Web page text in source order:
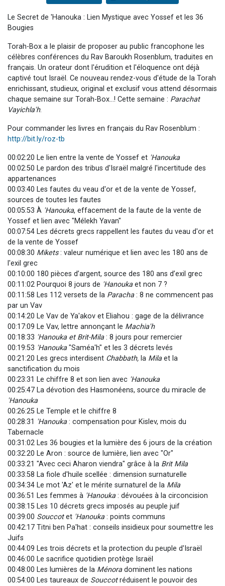
Le Secret de 'Hanouka : Lien Mystique avec Yossef et les 36
Bougies
Torah-Box a le plaisir de proposer au public francophone les
célèbres conférences du Rav Baroukh Rosenblum, traduites en
français. Un orateur dont l'érudition et l'éloquence ont déjà
captivé tout Israël. Ce nouveau rendez-vous d'étude de la Torah
enrichissant, studieux, original et exclusif vous attend désormais
chaque semaine sur Torah-Box...! Cette semaine : Parachat
Vayichla'h.
Pour commander les livres en français du Rav Rosenblum :
http://bit.ly/roz-tb
00:02:20 Le lien entre la vente de Yossef et 'Hanouka
00:02:50 Le pardon des tribus d'Israël malgré l'incertitude des
appartenances
00:03:40 Les fautes du veau d'or et de la vente de Yossef,
sources de toutes les fautes
00:05:53 À 'Hanouka, effacement de la faute de la vente de
Yossef et lien avec "Mélekh Yavan"
00:07:54 Les décrets grecs rappellent les fautes du veau d'or et
de la vente de Yossef
00:08:30 Mikets: valeur numérique et lien avec les 180 ans de
l'exil grec
00:10:00 180 pièces d’argent, source des 180 ans d’exil grec
00:11:02 Pourquoi 8 jours de 'Hanoukaet non 7 ?
00:11:58 Les 112 versets de la Paracha: 8 ne commencent pas
par un Vav
00:14:20 Le Vav de Ya'akov et Eliahou : gage de la délivrance
00:17:09 Le Vav, lettre annonçant le Machia'h
00:18:33 'Hanouka et Brit-Mila: 8 jours pour remercier
00:19:53 'Hanouka"Saméa'h" et les 3 décrets levés
00:21:20 Les grecs interdisent Chabbath, la Milaet la
sanctification du mois
00:23:31 Le chiffre 8 et son lien avec 'Hanouka
00:25:47 La dévotion des Hasmonéens, source du miracle de
'Hanouka
00:26:25 Le Temple et le chiffre 8
00:28:31 'Hanouka: compensation pour Kislev, mois du
Tabernacle
00:31:02 Les 36 bougies et la lumière des 6 jours de la création
00:32:20 Le Aron : source de lumière, lien avec "Or"
00:33:21 "Avec ceci Aharon viendra" grâce à la Brit Mila
00:33:58 La fiole d'huile scellée : dimension surnaturelle
00:34:34 Le mot 'Az' et le mérite surnaturel de la Mila
00:36:51 Les femmes à 'Hanouka: dévouées à la circoncision
00:38:15 Les 10 décrets grecs imposés au peuple juif
00:39:00 Souccotet 'Hanouka: points communs
00:42:17 Titni ben Pa'hat : conseils insidieux pour soumettre les
Juifs
00:44:09 Les trois décrets et la protection du peuple d'Israël
00:46:00 Le sacrifice quotidien protège Israël
00:48:00 Les lumières de la Ménoradominent les nations
00:54:00 Les taureaux de Souccotréduisent le pouvoir des